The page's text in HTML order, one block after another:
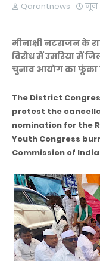
Qarantnews जून
मीनाक्षी नटराजन के
विरोध में उमरिया में
चुनाव आयोग का फूंका
The District
protest the
nomination for the
Youth Congress
Commission of